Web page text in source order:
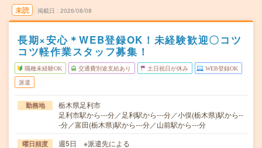
未読 掲載日 2026/08/08
長期×安心＊WEB登録OK！未経験歓迎〇コツ
コツ軽作業スタッフ募集！
職種未経験OK 交通費別途支給あり 土日祝日が休み WEB登録OK
派遣
勤務地
栃木県足利市
足利市駅から---分／足利駅から---分／小俣(栃木県)駅から--
-分／富田(栃木県)駅から---分／山前駅から---分
曜日頻度 週5日 ※派遣先による